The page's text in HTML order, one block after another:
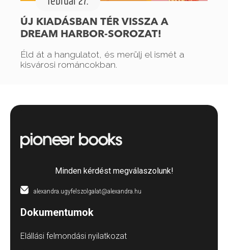
ÚJ KIADÁSBAN TÉR VISSZA A
DREAM HARBOR-SOROZAT!
Éld át a hangulatot, és merülj el ismét a
kisvárosi románcokban.
Minden kérdést megválaszolunk!
alexandra.ugyfelszolgalat@alexandra.hu
Dokumentumok
Elállási felmondási nyilatkozat